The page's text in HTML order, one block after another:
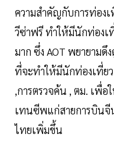
ความสำคัญกับการท่อง
วีซ่าฟรี ทำให้มีนักท่องเ
มาก ซึ่ง AOT พยายามดึ
ที่จะทำให้มีนักท่องเที่ย
,การตรวจค้น , ตม. เพื่อ
เทนซีพแก่สายการบินจี
ไทยเพิ่มขึ้น